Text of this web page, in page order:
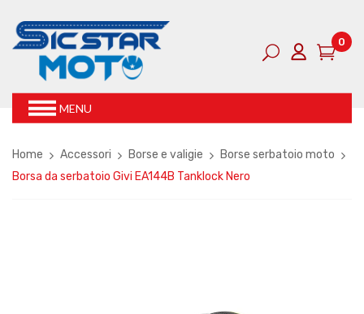
0
MENU
Home Accessori Borse e valigie
Borse serbatoio moto
Borsa da serbatoio Givi EA144B Tanklock Nero